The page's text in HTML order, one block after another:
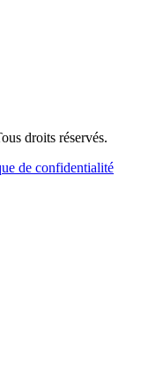
droits réservés.
de confidentialité